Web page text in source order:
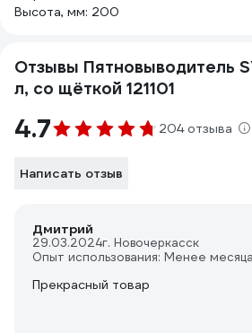
Высота, мм: 200
Отзывы Пятновыводитель
л, со щёткой 121101
4.7 204 отзыва
Написать отзыв
Дмитрий
29.03.2024г. Новочеркасск
Опыт использования: Менее месяца
Прекрасный товар